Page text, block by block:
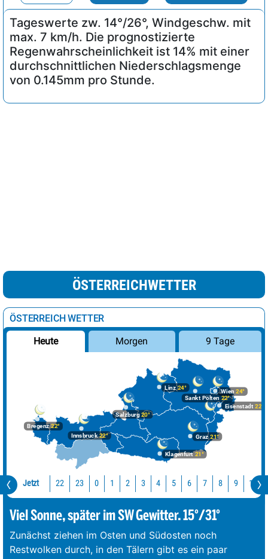
Tageswerte zw. 14°/26°, Windgeschw. mit
max. 7 km/h. Die prognostizierte
Regenwahrscheinlichkeit ist 14% mit einer
durchschnittlichen Niederschlagsmenge
von 0.145mm pro Stunde.
ÖSTERREICHWETTER
ÖSTERREICH WETTER
Heute Morgen 9 Tage
Bregenz22°
Graz21°
Innsbruck22°
Klagenfurt 21°
Linz24°
Salzburg20°
Wien 24°
Eisenstadt 22°
Sankt Pölten22°
Jetzt 22 23 0 1 2 3 4 5 6 7 8 9 10
Viel Sonne, später im SW Gewitter. 15°/31°
Zunächst ziehen im Osten und Südosten noch
Restwolken durch, in den Tälern gibt es ein paar